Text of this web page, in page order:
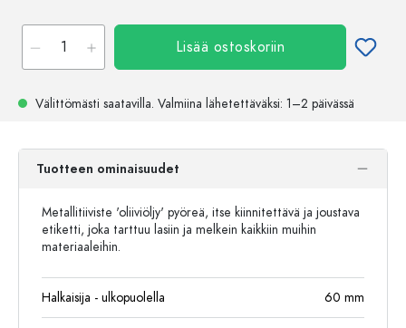
Lisää ostoskoriin
Välittömästi saatavilla. Valmiina lähetettäväksi: 1–2 päivässä
Tuotteen ominaisuudet
Metallitiiviste 'oliiviöljy' pyöreä, itse kiinnitettävä ja joustava
etiketti, joka tarttuu lasiin ja melkein kaikkiin muihin
materiaaleihin.
Halkaisija - ulkopuolella 60 mm